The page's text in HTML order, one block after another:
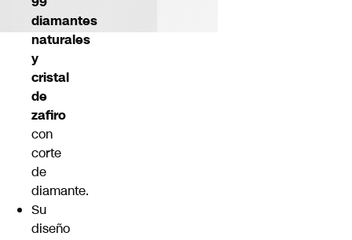
diamantes
naturales
y
cristal
de
zafiro
con
corte
de
diamante.
Su
diseño